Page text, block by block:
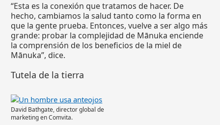
“Esta es la conexión que tratamos de hacer. De
hecho, cambiamos la salud tanto como la forma en
que la gente prueba. Entonces, vuelve a ser algo más
grande: probar la complejidad de Mānuka enciende
la comprensión de los beneficios de la miel de
Mānuka”, dice.
Tutela de la tierra
David Bathgate, director global de
marketing en Comvita.